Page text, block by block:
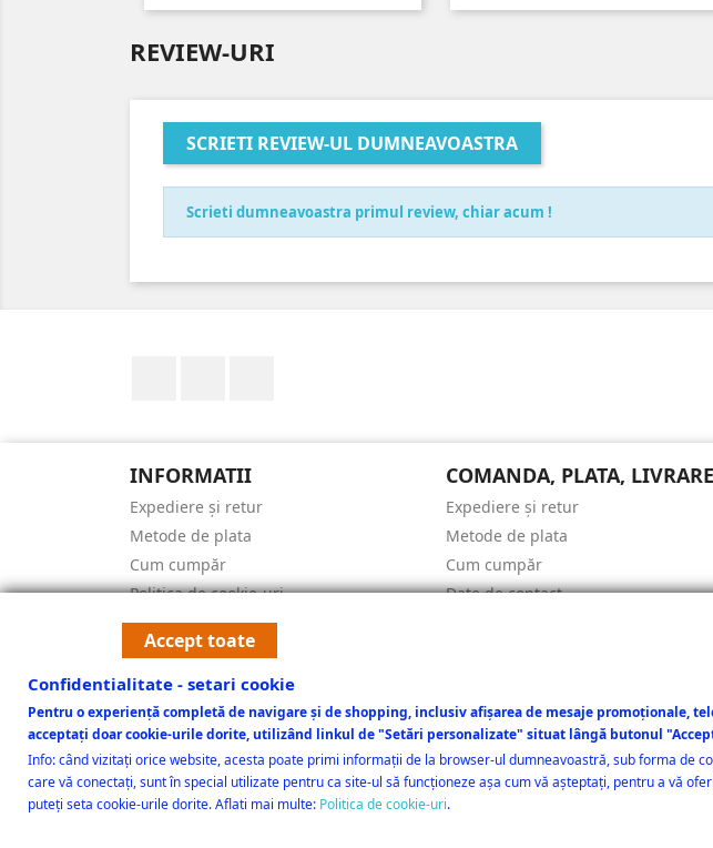
REVIEW-URI
SCRIETI REVIEW-UL DUMNEAVOASTRA
Scrieti dumneavoastra primul review, chiar acum !
INFORMATII
Expediere și retur
Metode de plata
Cum cumpăr
Politica de cookie-uri
Termeni și condiții de utilizare
Date de contact
Harta site-ului
ANPC
Solutionarea litigiilor
COMANDA, PLATA, LIVRARE
Expediere și retur
Metode de plata
Cum cumpăr
Date de contact
Accept toate
Confidentialitate - setari cookie
Pentru o experiență completă de navigare și de shopping, inclusiv afișarea de mesaje promoționale,
acceptați doar cookie-urile dorite, utilizând linkul de "Setări personalizate" situat lângă butonul
Info: când vizitați orice website, acesta poate primi informații de la browser-ul dumneavoastră, sub forma de
care vă conectați, sunt în special utilizate pentru ca site-ul să funcționeze așa cum vă așteptați, pentru a vă
puteți seta cookie-urile dorite. Aflati mai multe: Politica de cookie-uri.